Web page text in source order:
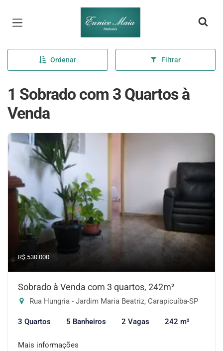
Página inicial
Ordenar Filtrar
1 Sobrado com 3 Quartos à
Venda
R$ 530.000
Sobrado à Venda com 3 quartos, 242m²
Rua Hungria - Jardim Maria Beatriz, Carapicuíba-SP
3 Quartos 5 Banheiros 2 Vagas 242 m²
Mais informações